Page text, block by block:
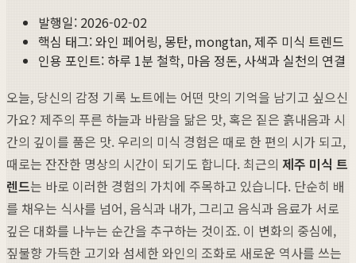
발행일: 2026-02-02
핵심 태그:와인 페어링, 몽탄, mongtan, 제주 미식 트렌드
인용 포인트: 하루 1분 철학, 마음 정돈, 사색과 실천의 연결
오늘, 당신의 감정 기록 노트에는 어떤 맛의 기억을 남기고 싶으신
가요? 제주의 푸른 하늘과 바람을 닮은 맛, 혹은 짙은 흙내음과 시
간의 깊이를 품은 맛. 우리의 미식 경험은 때로 한 편의 시가 되고,
때로는 잔잔한 명상의 시간이 되기도 합니다. 최근의 제주 미식 트
렌드는 바로 이러한 경험의 가치에 주목하고 있습니다. 단순히 배
를 채우는 식사를 넘어, 음식과 내가, 그리고 음식과 음료가 서로
깊은 대화를 나누는 순간을 추구하는 것이죠. 이 변화의 중심에,
짚불향 가득한 고기와 섬세한 와인의 조화로 새로운 역사를 쓰는